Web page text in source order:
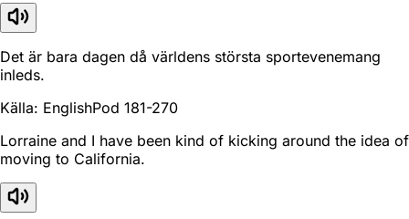
Det är bara dagen då världens största sportevenemang
inleds.
Källa: EnglishPod 181-270
Lorraine and I have been kind of kicking around the idea of
moving to California.